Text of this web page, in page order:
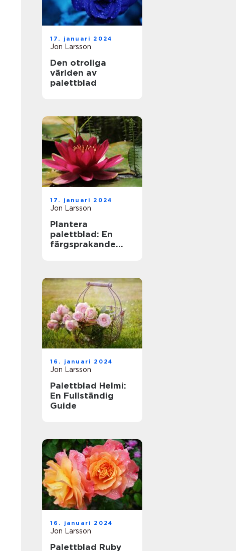
17. januari 2024
Jon Larsson
Den otroliga
världen av
palettblad
17. januari 2024
Jon Larsson
Plantera
palettblad: En
färgsprakande
16. januari 2024
Jon Larsson
Palettblad Helmi:
En Fullständig
Guide
16. januari 2024
Jon Larsson
Palettblad Ruby